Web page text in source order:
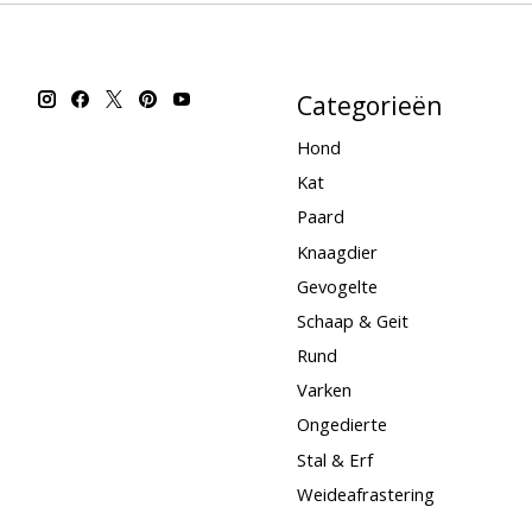
Categorieën
Hond
Kat
Paard
Knaagdier
Gevogelte
Schaap & Geit
Rund
Varken
Ongedierte
Stal & Erf
Weideafrastering